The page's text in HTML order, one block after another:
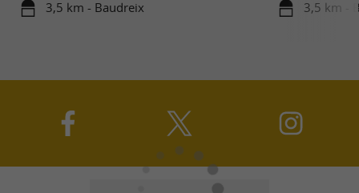
3,5 km - Baudreix 3,5 km -